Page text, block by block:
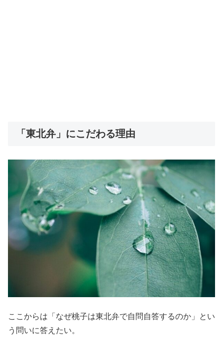
「東北弁」にこだわる理由
ここからは「なぜ桃子は東北弁で自問自答するのか」とい
う問いに答えたい。